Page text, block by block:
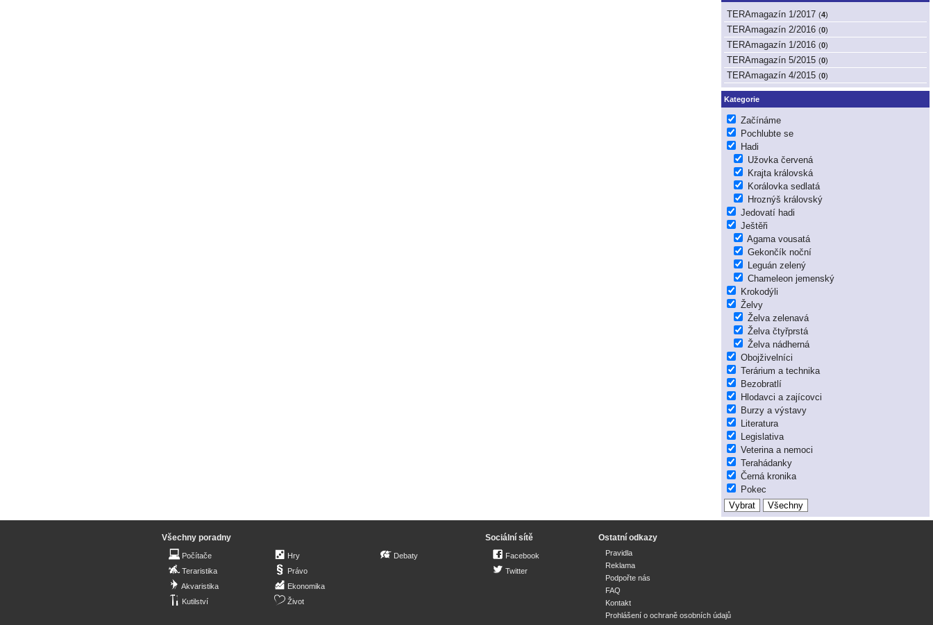
TERAmagazín 1/2017 (4)
TERAmagazín 2/2016 (0)
TERAmagazín 1/2016 (0)
TERAmagazín 5/2015 (0)
TERAmagazín 4/2015 (0)
Kategorie
Začínáme
Pochlubte se
Hadi
Užovka červená
Krajta královská
Korálovka sedlatá
Hroznýš královský
Jedovatí hadi
Ještěři
Agama vousatá
Gekončík noční
Leguán zelený
Chameleon jemenský
Krokodýli
Želvy
Želva zelenavá
Želva čtyřprstá
Želva nádherná
Obojživelníci
Terárium a technika
Bezobratlí
Hlodavci a zajícovci
Burzy a výstavy
Literatura
Legislativa
Veterina a nemoci
Terahádanky
Černá kronika
Pokec
Všechny poradny
Počítače
Teraristika
Akvaristika
Kutilství
Hry
Právo
Ekonomika
Život
Debaty
Sociální sítě
Facebook
Twitter
Ostatní odkazy
Pravidla
Reklama
Podpořte nás
FAQ
Kontakt
Prohlášení o ochraně osobních údajů